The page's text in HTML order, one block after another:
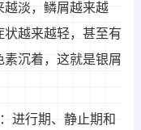
越淡，鳞屑越来越
越来越轻，甚至有
沉着，这就是银屑
进行期、静止期和